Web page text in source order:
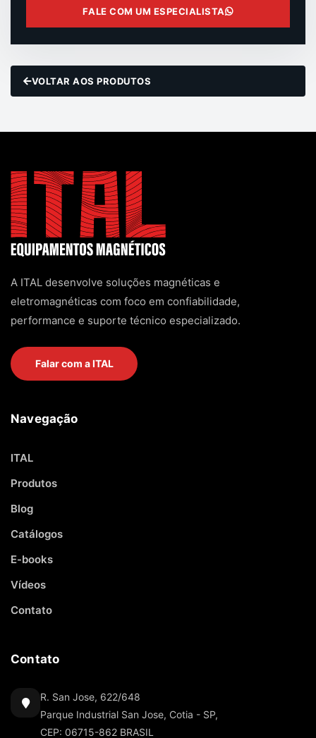
FALE COM UM ESPECIALISTA
VOLTAR AOS PRODUTOS
A ITAL desenvolve soluções magnéticas e
eletromagnéticas com foco em confiabilidade,
performance e suporte técnico especializado.
Falar com a ITAL
Navegação
ITAL
Produtos
Blog
Catálogos
E-books
Vídeos
Contato
Contato
R. San Jose, 622/648
Parque Industrial San Jose, Cotia - SP,
CEP: 06715-862 BRASIL